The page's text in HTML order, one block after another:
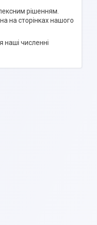
рішенням.
на сторінках нашого
численні